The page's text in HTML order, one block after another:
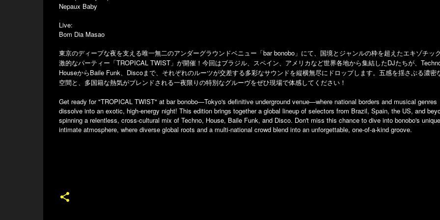
Nepaux Baby
Live:
Bom Dia Masao
東京のディープな夜を支える唯一無二のアンダーグラウンドベニュー「bar bonobo」にて、国境とジャンルの枠を超えたエキゾチッ
激的なパーティー「TROPICAL TWIST」が開催！今回はブラジル、スペイン、アメリカなど世界各地から集結したDJたちが、Techno
HouseからBaile Funk、Discoまで、それぞれのルーツが交差する多彩なサウンドを縦横無尽にドロップします。五感を揺さぶる濃密
空間と、多国籍な熱気がブレンドされる一夜限りの特別なグルーヴをぜひ現場で体感してください！
Get ready for "TROPICAL TWIST" at bar bonobo—Tokyo's definitive underground venue—where national borders and musical genres
dissolve into an exotic, high-energy night! This edition brings together a global lineup of selectors from Brazil, Spain, the US, and
spinning a relentless, cross-cultural mix of Techno, House, Baile Funk, and Disco. Don't miss this chance to dive into bonobo's
intimate atmosphere, where diverse global roots and a multi-national crowd blend into an unforgettable, one-of-a-kind groove.